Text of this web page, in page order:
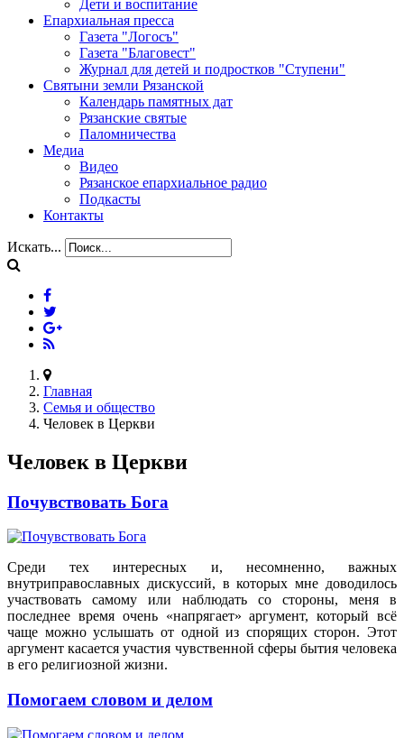
Дети и воспитание
Епархиальная пресса
Газета "Логосъ"
Газета "Благовест"
Журнал для детей и подростков "Ступени"
Святыни земли Рязанской
Календарь памятных дат
Рязанские святые
Паломничества
Медиа
Видео
Рязанское епархиальное радио
Подкасты
Контакты
Искать...
Главная
Семья и общество
Человек в Церкви
Человек в Церкви
Почувствовать Бога
Среди тех интересных и, несомненно, важных
внутриправославных дискуссий, в которых мне доводилось
участвовать самому или наблюдать со стороны, меня в
последнее время очень «напрягает» аргумент, который всё
чаще можно услышать от одной из спорящих сторон. Этот
аргумент касается участия чувственной сферы бытия человека
в его религиозной жизни.
Помогаем словом и делом